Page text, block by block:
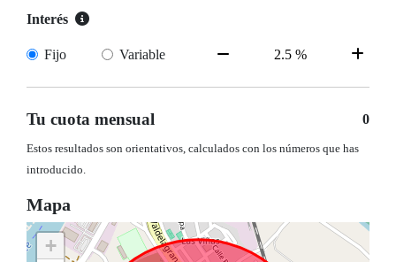
Interés
Fijo Variable
Tu cuota mensual 0
Estos resultados son orientativos, calculados con los números que has
introducido.
Mapa
+